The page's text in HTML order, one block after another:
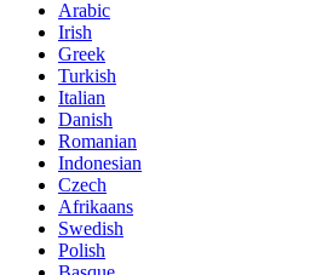
Arabic
Irish
Greek
Turkish
Italian
Danish
Romanian
Indonesian
Czech
Afrikaans
Swedish
Polish